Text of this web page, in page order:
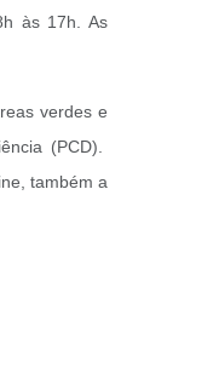
às 17h. As
verdes e
(PCD).
também a